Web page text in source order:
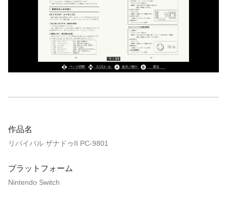
作品名
リバイバル ザナドゥII PC-9801
プラットフォーム
Nintendo Switch